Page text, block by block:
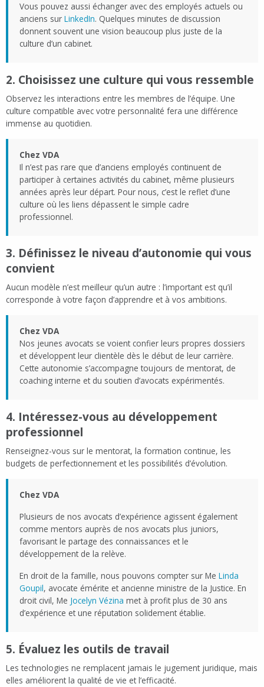
Vous pouvez aussi échanger avec des employés actuels ou
anciens sur LinkedIn. Quelques minutes de discussion
donnent souvent une vision beaucoup plus juste de la
culture d’un cabinet.
2. Choisissez une culture qui vous ressemble
Observez les interactions entre les membres de l’équipe. Une
culture compatible avec votre personnalité fera une différence
immense au quotidien.
Chez VDA
Il n’est pas rare que d’anciens employés continuent de
participer à certaines activités du cabinet, même plusieurs
années après leur départ. Pour nous, c’est le reflet d’une
culture où les liens dépassent le simple cadre
professionnel.
3. Définissez le niveau d’autonomie qui vous
convient
Aucun modèle n’est meilleur qu’un autre : l’important est qu’il
corresponde à votre façon d’apprendre et à vos ambitions.
Chez VDA
Nos jeunes avocats se voient confier leurs propres dossiers
et développent leur clientèle dès le début de leur carrière.
Cette autonomie s’accompagne toujours de mentorat, de
coaching interne et du soutien d’avocats expérimentés.
4. Intéressez-vous au développement
professionnel
Renseignez-vous sur le mentorat, la formation continue, les
budgets de perfectionnement et les possibilités d’évolution.
Chez VDA
Plusieurs de nos avocats d’expérience agissent également
comme mentors auprès de nos avocats plus juniors,
favorisant le partage des connaissances et le
développement de la relève.
En droit de la famille, nous pouvons compter sur Me Linda
Goupil, avocate émérite et ancienne ministre de la Justice. En
droit civil, Me Jocelyn Vézina met à profit plus de 30 ans
d’expérience et une réputation solidement établie.
5. Évaluez les outils de travail
Les technologies ne remplacent jamais le jugement juridique, mais
elles améliorent la qualité de vie et l’efficacité.